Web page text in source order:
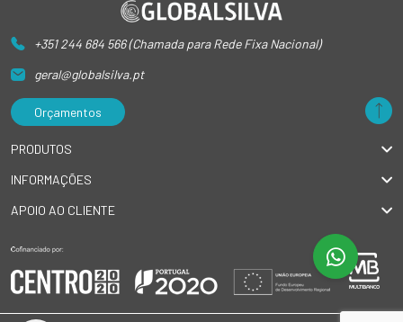
+351 244 684 566 (Chamada para Rede Fixa Nacional)
geral@globalsilva.pt
Orçamentos
PRODUTOS
INFORMAÇÕES
APOIO AO CLIENTE